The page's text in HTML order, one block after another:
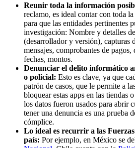
Reunir toda la información
reclamo, es ideal contar con toda
para que las entidades pertinentes
investigación: Nombre y detalles
(desarrollador y versión), capturas
mensajes, comprobantes de pagos,
fechas, montos.
Denunciar el delito informático
o policial: Esto es clave, ya que
patrón de casos, que le permite a
bloquear estas apps en las tiendas
los datos fueron usados para abrir
tener una denuncia es una prueba
cómplice.
Lo ideal es recurrir a las
país: Por ejemplo, en México se